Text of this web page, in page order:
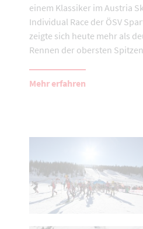
einem Klassiker im Austria
Individual Race der ÖSV
zeigte sich heute mehr als
Rennen der obersten
Mehr erfahren